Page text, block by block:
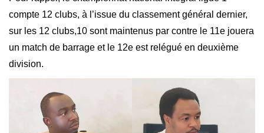
compte 12 clubs, à l’issue du classement général dernier,
sur les 12 clubs,10 sont maintenus par contre le 11e jouera
un match de barrage et le 12e est relégué en deuxième
division.